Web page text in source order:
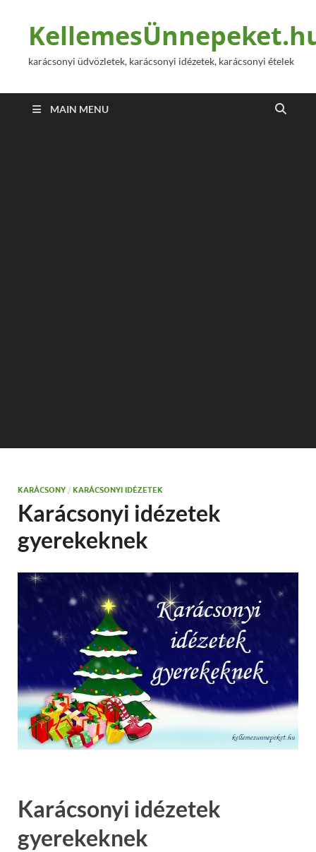
karácsonyi üdvözletek, karácsonyi idézetek, karácsonyi ételek
MAIN MENU
KARÁCSONY / KARÁCSONYI IDÉZETEK
Karácsonyi idézetek
gyerekeknek
Karácsonyi idézetek
gyerekeknek